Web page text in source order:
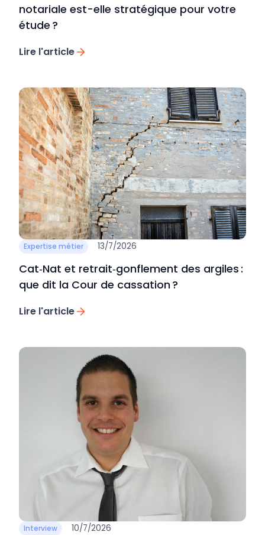
notariale est-elle stratégique pour votre
étude ?
Lire l'article
Expertise métier 13/7/2026
Cat‑Nat et retrait‑gonflement des argiles :
que dit la Cour de cassation ?
Lire l'article
Interview 10/7/2026